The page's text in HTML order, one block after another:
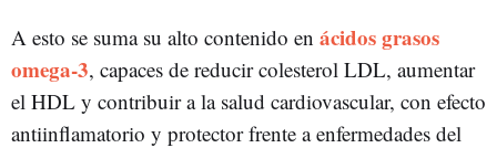
A esto se suma su alto contenido en ácidos grasos
omega‑3, capaces de reducir colesterol LDL, aumentar
el HDL y contribuir a la salud cardiovascular, con efecto
antiinflamatorio y protector frente a enfermedades del